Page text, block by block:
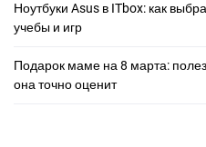
Ноутбуки Asus в ITbox: как
учебы и игр
Подарок маме на 8 марта:
она точно оценит